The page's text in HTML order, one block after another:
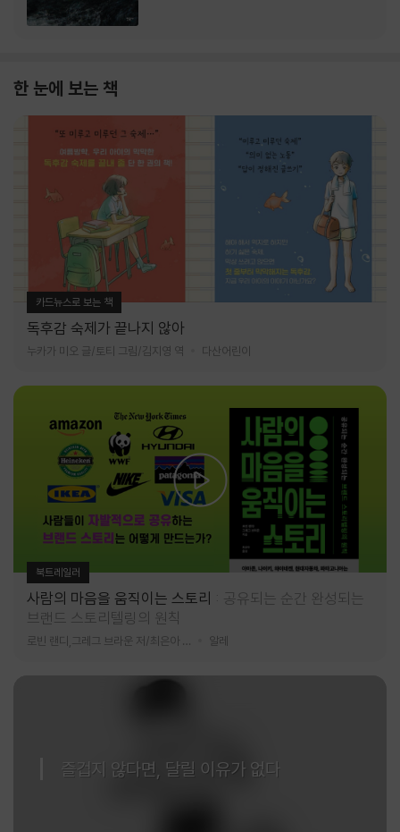
한 눈에 보는 책
카드뉴스로 보는 책
독후감 숙제가 끝나지 않아
누카가 미오 글/토티 그림/김지영 역 다산어린이
북트레일러
사람의 마음을 움직이는 스토리
공유되는 순간 완성되는
브랜드 스토리텔링의 원칙
알레
즐겁지 않다면, 달릴 이유가 없다